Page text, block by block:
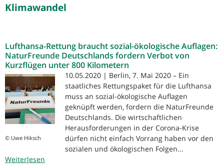
Klimawandel
Lufthansa-Rettung braucht sozial-ökologische Auflagen:
NaturFreunde Deutschlands fordern Verbot von
Kurzflügen unter 800 Kilometern
© Uwe Hiksch
10.05.2020 | Berlin, 7. Mai 2020 – Ein
staatliches Rettungspaket für die Lufthansa
muss an sozial-ökologische Auflagen
geknüpft werden, fordern die NaturFreunde
Deutschlands. Die wirtschaftlichen
Herausforderungen in der Corona-Krise
dürfen nicht einfach Vorrang haben vor den
sozialen und ökologischen Folgen...
Weiterlesen